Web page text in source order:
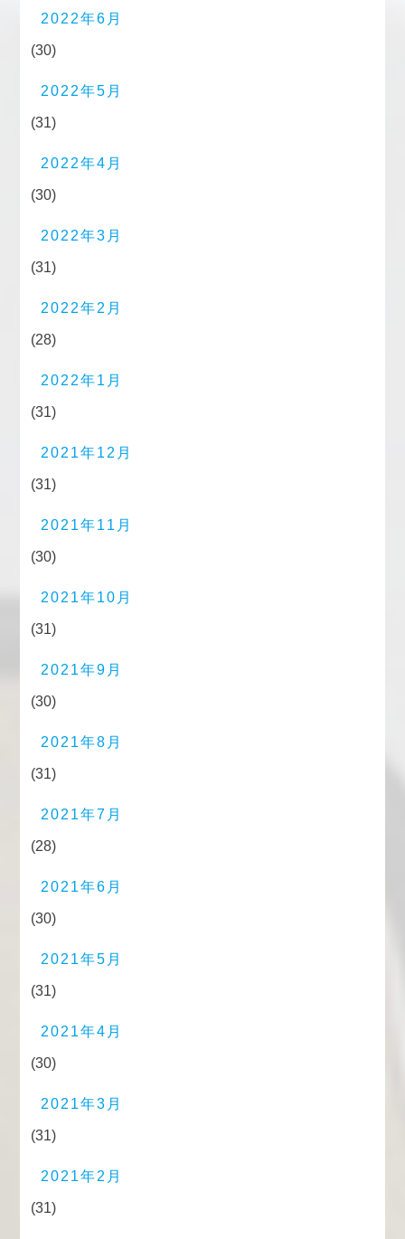
2022年6月
(30)
2022年5月
(31)
2022年4月
(30)
2022年3月
(31)
2022年2月
(28)
2022年1月
(31)
2021年12月
(31)
2021年11月
(30)
2021年10月
(31)
2021年9月
(30)
2021年8月
(31)
2021年7月
(28)
2021年6月
(30)
2021年5月
(31)
2021年4月
(30)
2021年3月
(31)
2021年2月
(31)